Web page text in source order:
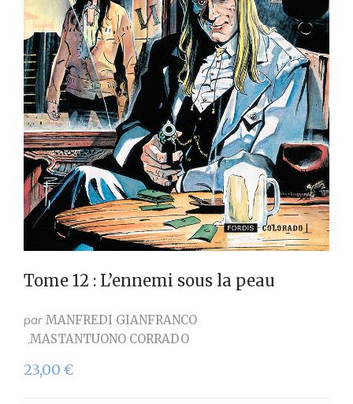
Tome 12 : L’ennemi sous la peau
par MANFREDI GIANFRANCO
MASTANTUONO CORRADO
23,00 €